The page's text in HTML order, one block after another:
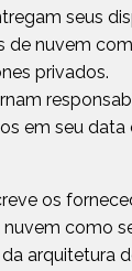
seus
de nuvem
privados.
em seu data
os
como
arquitetura